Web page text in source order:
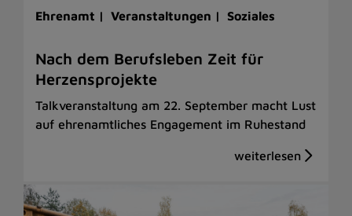
Ehrenamt | Veranstaltungen | Soziales
Nach dem Berufsleben Zeit für
Herzensprojekte
Talkveranstaltung am 22. September macht Lust
auf ehrenamtliches Engagement im Ruhestand